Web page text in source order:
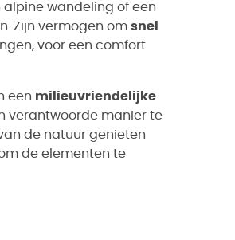
wandeling of een
Zijn vermogen om snel
voor een comfort
een milieuvriendelijke
verantwoorde manier te
de natuur genieten
de elementen te